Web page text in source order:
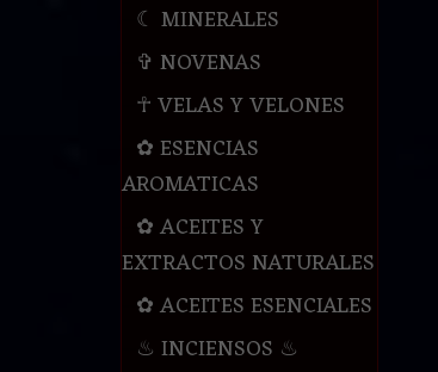
☾ MINERALES
✞ NOVENAS
☥ VELAS Y VELONES
✿ ESENCIAS
AROMATICAS
✿ ACEITES Y
EXTRACTOS NATURALES
✿ ACEITES ESENCIALES
♨ INCIENSOS ♨